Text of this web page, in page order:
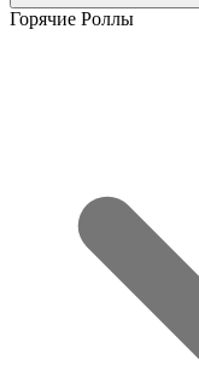
Горячие Роллы